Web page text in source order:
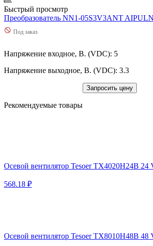
Быстрый просмотр
Преобразователь NN1-05S3V3ANT
Под заказ
Напряжение входное, В. (VDC): 5
Напряжение выходное, В. (VDC): 3.3
Запросить цену
Рекомендуемые товары
Осевой вентилятор Tesoer TX4020H24B 24
568.18 ₽
Осевой вентилятор Tesoer TX8010H48B 48